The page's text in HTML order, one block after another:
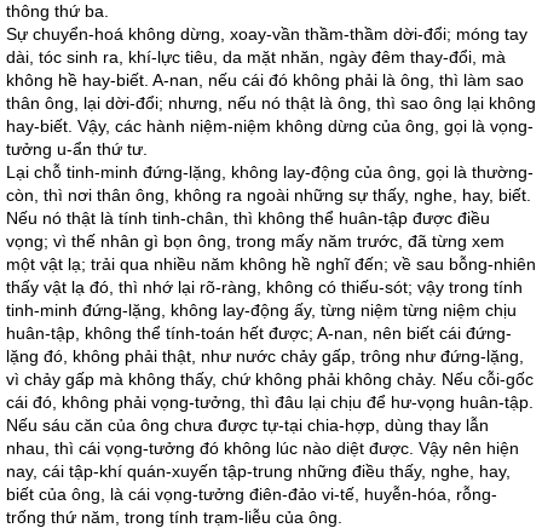
thông thứ ba.
Sự chuyển-hoá không dừng, xoay-vần thầm-thầm dời-đổi; móng tay
dài, tóc sinh ra, khí-lực tiêu, da mặt nhăn, ngày đêm thay-đổi, mà
không hề hay-biết. A-nan, nếu cái đó không phải là ông, thì làm sao
thân ông, lại dời-đổi; nhưng, nếu nó thật là ông, thì sao ông lại không
hay-biết. Vậy, các hành niệm-niệm không dừng của ông, gọi là vọng-
tưởng u-ẩn thứ tư.
Lại chỗ tinh-minh đứng-lặng, không lay-động của ông, gọi là thường-
còn, thì nơi thân ông, không ra ngoài những sự thấy, nghe, hay, biết.
Nếu nó thật là tính tinh-chân, thì không thể huân-tập được điều
vọng; vì thế nhân gì bọn ông, trong mấy năm trước, đã từng xem
một vật lạ; trải qua nhiều năm không hề nghĩ đến; về sau bỗng-nhiên
thấy vật lạ đó, thì nhớ lại rõ-ràng, không có thiếu-sót; vậy trong tính
tinh-minh đứng-lặng, không lay-động ấy, từng niệm từng niệm chịu
huân-tập, không thể tính-toán hết được; A-nan, nên biết cái đứng-
lặng đó, không phải thật, như nước chảy gấp, trông như đứng-lặng,
vì chảy gấp mà không thấy, chứ không phải không chảy. Nếu cỗi-gốc
cái đó, không phải vọng-tưởng, thì đâu lại chịu để hư-vọng huân-tập.
Nếu sáu căn của ông chưa được tự-tại chia-hợp, dùng thay lẫn
nhau, thì cái vọng-tưởng đó không lúc nào diệt được. Vậy nên hiện
nay, cái tập-khí quán-xuyến tập-trung những điều thấy, nghe, hay,
biết của ông, là cái vọng-tưởng điên-đảo vi-tế, huyễn-hóa, rỗng-
trống thứ năm, trong tính trạm-liễu của ông.